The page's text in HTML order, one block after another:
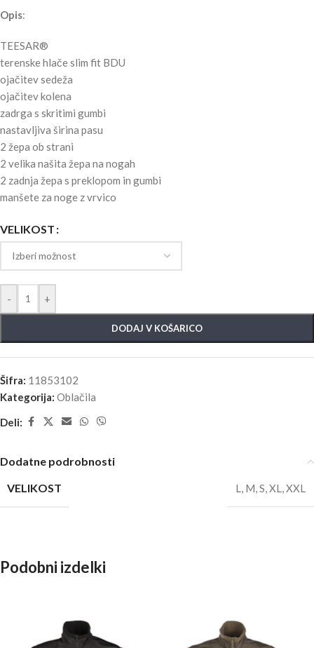
Opis:
TEESAR®
terenske hlače slim fit BDU
ojačitev sedeža
ojačitev kolena
zadrga s skritimi gumbi
nastavljiva širina pasu
2 žepa ob strani
2 velika našita žepa na nogah
2 zadnja žepa s preklopom in gumbi
manšete za noge z vrvico
VELIKOST
- +
DODAJ V KOŠARICO
Šifra: 11853102
Kategorija: Oblačila
Deli:
Dodatne podrobnosti
VELIKOST
L, M,S,XL,XXL
Podobni izdelki